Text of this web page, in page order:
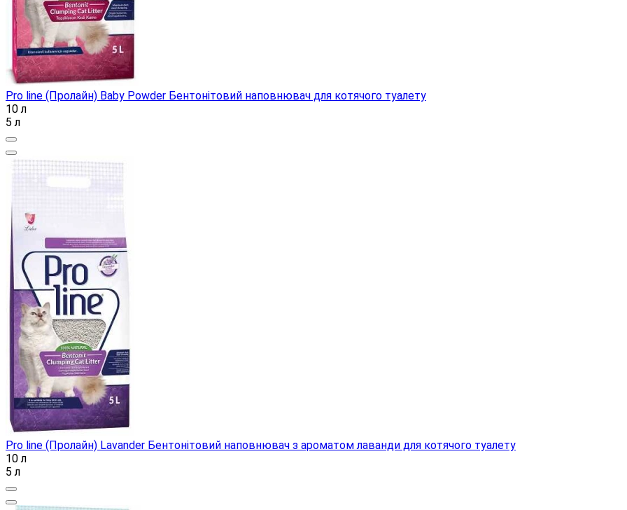
Pro line (Пролайн) Baby Powder Бентонітовий наповнювач для котячого туалету
10 л
5 л
Pro line (Пролайн) Lavander Бентонітовий наповнювач з ароматом лаванди для котячого туалету
10 л
5 л